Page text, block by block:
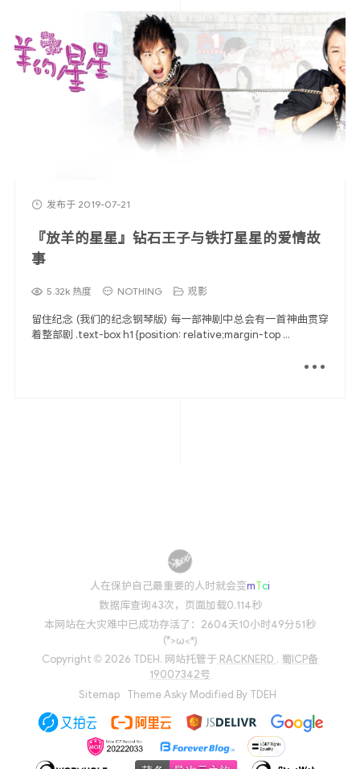
发布于 2019-07-21
『放羊的星星』钻石王子与铁打星星的爱情故
事
5.32k 热度 NOTHING 观影
留住纪念 (我们的纪念钢琴版) 每一部神剧中总会有一首神曲贯穿
着整部剧 .text-box h1 {position: relative;margin-top ...
人在保护自己最重要的人时就cTv'9
数据库查询43次，页面加载0.114秒
本网站在大灾难中已成功存活了：2604天10小时49分51秒
(*>ω<*)
Copyright © 2026 TDEH. 网站托管于 RACKNERD . 蜀ICP备
19007342号
Sitemap ThemeAsky Modified By TDEH
Apple Music
LOFI